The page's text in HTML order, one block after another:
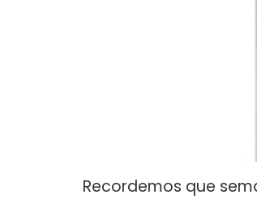
Recordemos que